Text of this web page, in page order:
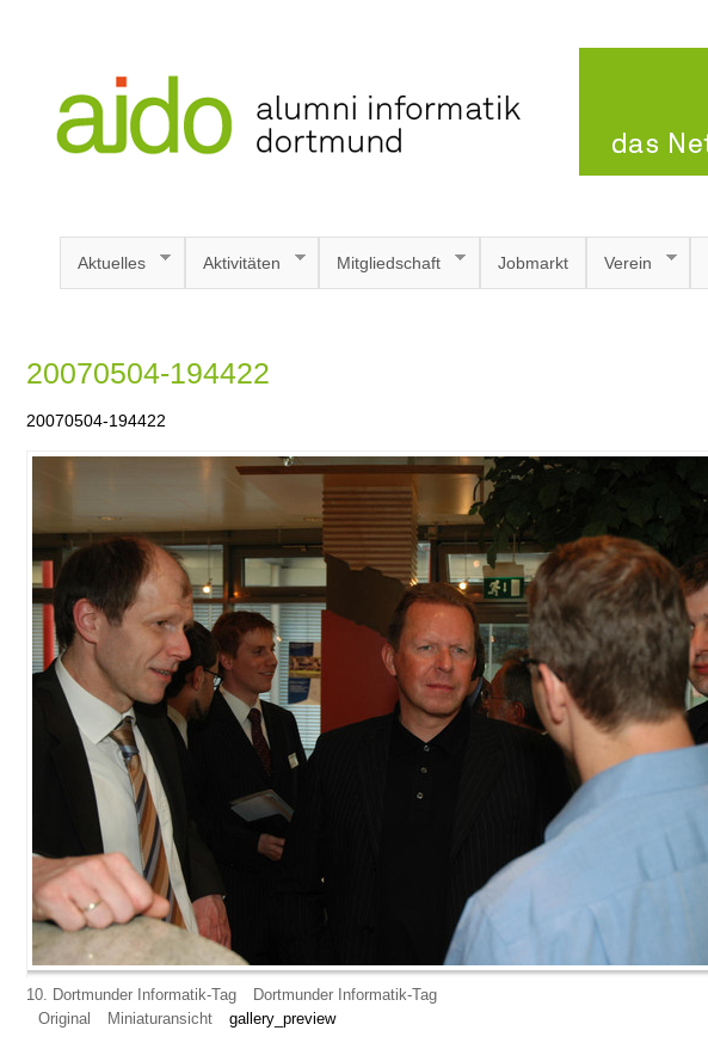
Aktuelles Aktivitäten Mitgliedschaft Jobmarkt Verein
20070504-194422
20070504-194422
10. Dortmunder Informatik-Tag
Dortmunder Informatik-Tag
Original
Miniaturansicht gallery_preview